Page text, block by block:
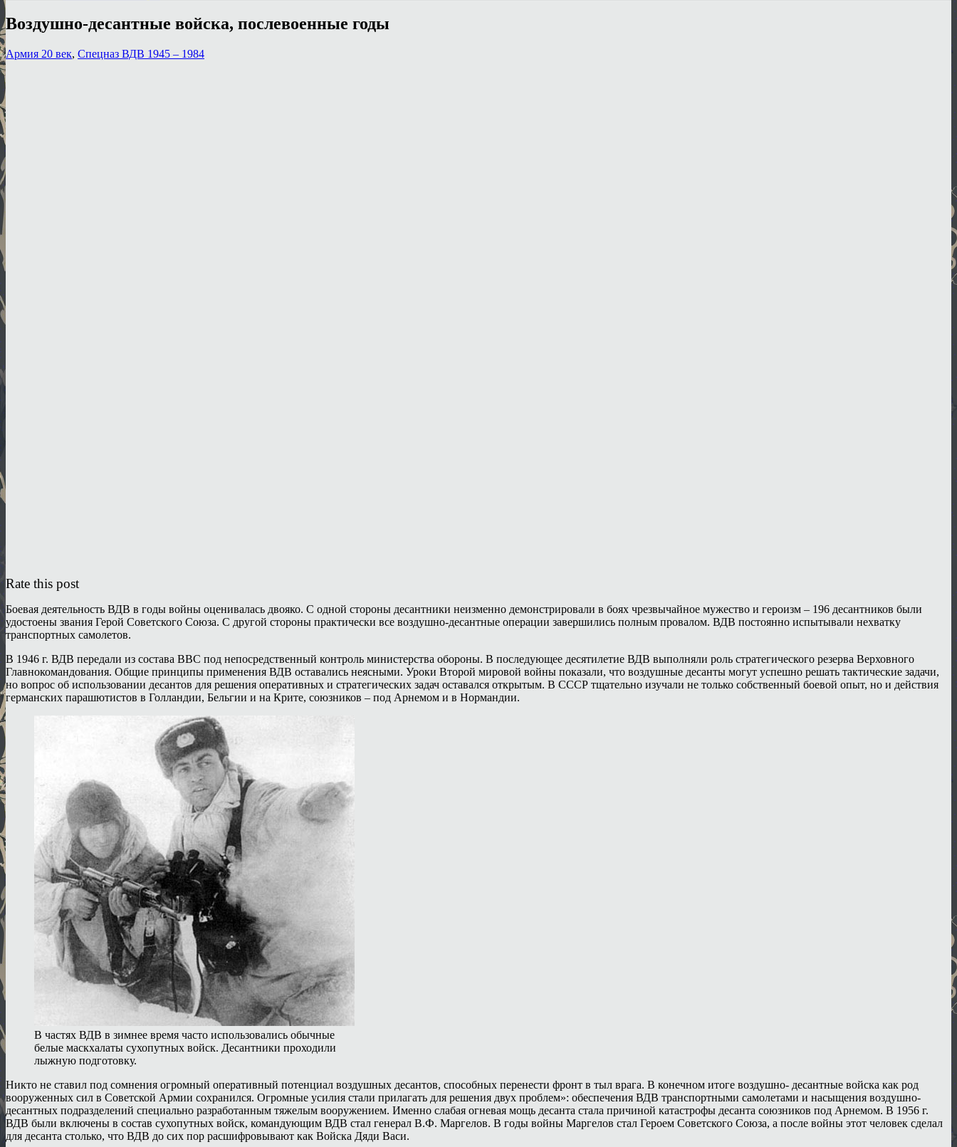
Воздушно-десантные войска, послевоенные годы
Армия 20 век, Спецназ ВДВ 1945 – 1984
Rate this post
Боевая деятельность ВДВ в годы войны оценивалась двояко. С одной стороны десантники неизменно демонстрировали в боях чрезвычайное мужество и героизм – 196 десантников были
удостоены звания Герой Советского Союза. С другой стороны практически все воздушно-десантные операции завершились полным провалом. ВДВ постоянно испытывали нехватку
транспортных самолетов.
В 1946 г. ВДВ передали из состава ВВС под непосредственный контроль министерства обороны. В последующее десятилетие ВДВ выполняли роль стратегического резерва Верховного
Главнокомандования. Общие принципы применения ВДВ оставались неясными. Уроки Второй мировой войны показали, что воздушные десанты могут успешно решать тактические задачи,
но вопрос об использовании десантов для решения оперативных и стратегических задач оставался открытым. В СССР тщательно изучали не только собственный боевой опыт, но и действия
германских парашютистов в Голландии, Бельгии и на Крите, союзников – под Арнемом и в Нормандии.
В частях ВДВ в зимнее время часто использовались обычные
белые маскхалаты сухопутных войск. Десантники проходили
лыжную подготовку.
Никто не ставил под сомнения огромный оперативный потенциал воздушных десантов, способных перенести фронт в тыл врага. В конечном итоге воздушно- десантные войска как род
вооруженных сил в Советской Армии сохранился. Огромные усилия стали прилагать для решения двух проблем»: обеспечения ВДВ транспортными самолетами и насыщения воздушно-
десантных подразделений специально разработанным тяжелым вооружением. Именно слабая огневая мощь десанта стала причиной катастрофы десанта союзников под Арнемом. В 1956 г.
ВДВ были включены в состав сухопутных войск, командующим ВДВ стал генерал В.Ф. Маргелов. В годы войны Маргелов стал Героем Советского Союза, а после войны этот человек сделал
для десанта столько, что ВДВ до сих пор расшифровывают как Войска Дяди Васи.